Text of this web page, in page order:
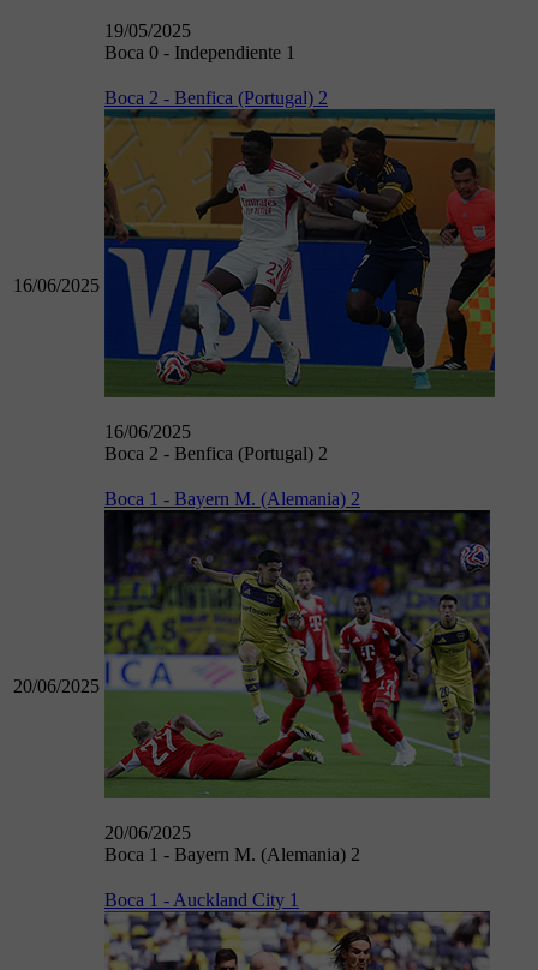
19/05/2025
Boca 0 - Independiente 1
16/06/2025
Boca 2 - Benfica (Portugal) 2
16/06/2025
Boca 2 - Benfica (Portugal) 2
20/06/2025
Boca 1 - Bayern M. (Alemania) 2
20/06/2025
Boca 1 - Bayern M. (Alemania) 2
Boca 1 - Auckland City 1